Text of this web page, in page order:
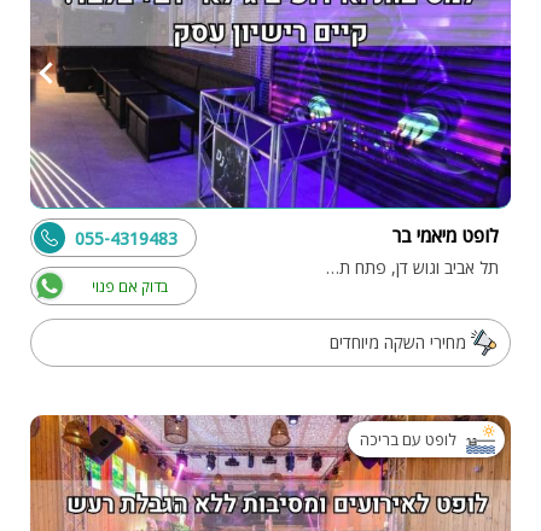
לופט מיאמי בר
תל אביב וגוש דן, פתח תקווה
בדוק אם פנוי
055-4319483
מחירי השקה מיוחדים
לופט עם בריכה